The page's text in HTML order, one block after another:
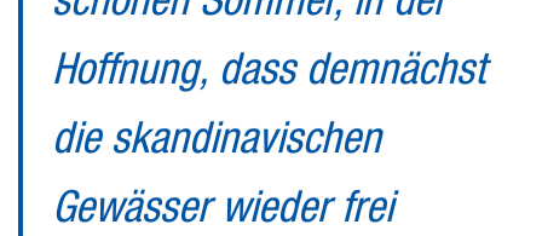
Hoffnung, dass demnächst
die skandinavischen
Gewässer wieder frei